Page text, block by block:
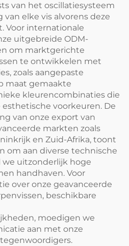
van het oscillatiesysteem
elke vis alvorens deze
Voor internationale
uitgebreide ODM-
om marktgerichte
te ontwikkelen met
zoals aangepaste
maat gemaakte
kleurencombinaties die
voorkeuren. De
van onze export van
markten zoals
en Zuid-Afrika, toont
om aan diverse technische
uitzonderlijk hoge
handhaven. Voor
over onze geavanceerde
beschikbare
moedigen we
aan met onze